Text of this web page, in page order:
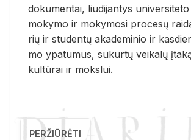
do­ku­men­tai, liu­di­jan­tys
mo­ky­mo ir mo­ky­mo­si pro­ce­sų
rių ir stu­den­tų aka­de­mi­nio ir
mo ypa­tu­mus, su­kur­tų vei­ka­lų
kul­tū­rai ir moks­lui.
PERŽIŪRĖTI